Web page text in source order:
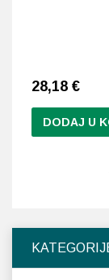
28,18 €
DODAJ U